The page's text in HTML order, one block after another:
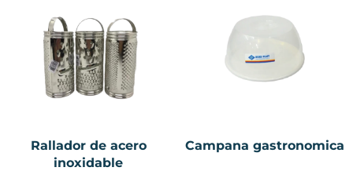
Rallador de acero
inoxidable
Campana gastronomica